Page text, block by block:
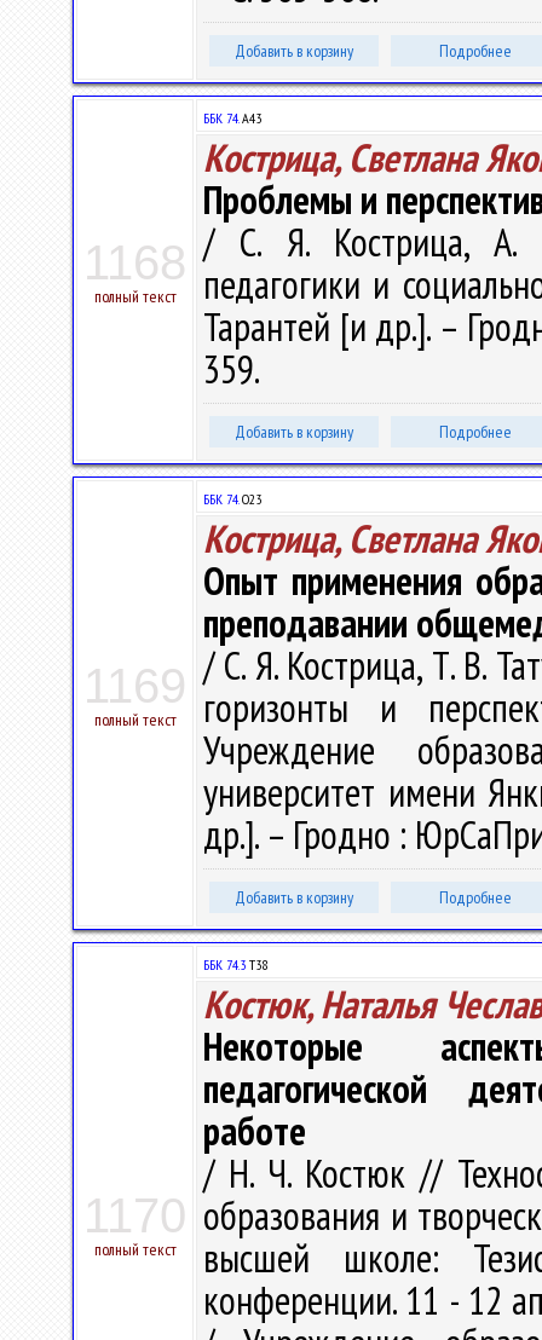
Добавить в корзину Подробнее
1168
полный текст
ББК 74.А43
Кострица, Светлана
Проблемы и
/ С. Я. Кострица, А.
педагогики и
Тарантей [и др.]. –
359.
Добавить в корзину Подробнее
1169
полный текст
ББК 74.О23
Кострица, Светлана
Опыт применения
преподавании
/ С. Я. Кострица, Т. В.
горизонты и
Учреждение
университет имени
др.]. – Гродно :
Добавить в корзину Подробнее
1170
полный текст
ББК 74.3 Т38
Костюк, Наталья
Некоторые
педагогической
работе
/ Н. Ч. Костюк //
образования и
высшей школе:
конференции. 11 - 12